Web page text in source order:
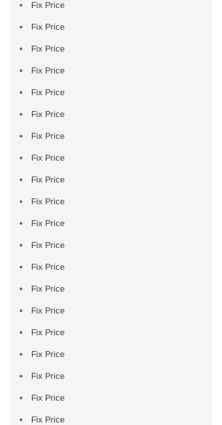
Fix Price
Fix Price
Fix Price
Fix Price
Fix Price
Fix Price
Fix Price
Fix Price
Fix Price
Fix Price
Fix Price
Fix Price
Fix Price
Fix Price
Fix Price
Fix Price
Fix Price
Fix Price
Fix Price
Fix Price